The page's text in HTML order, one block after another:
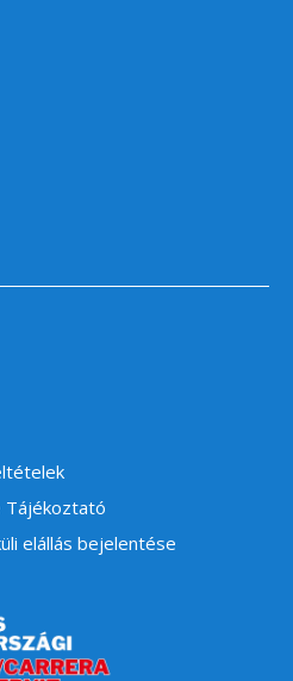
Tájékoztató
elállás bejelentése